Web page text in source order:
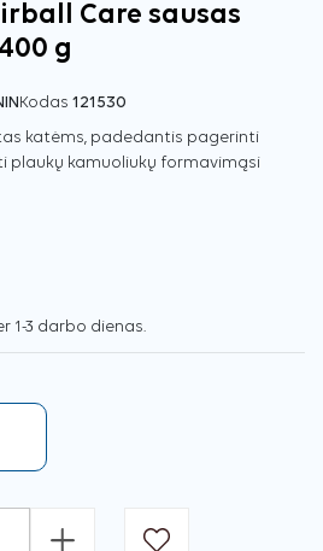
Care sausas
g
Kodas 121530
katėms, padedantis pagerinti
plaukų kamuoliukų formavimąsi
1-3 darbo dienas.
+